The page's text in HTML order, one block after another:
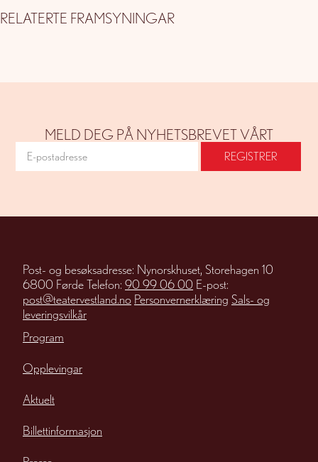
RELATERTE FRAMSYNINGAR
MELD DEG PÅ NYHETSBREVET VÅRT
Post- og besøksadresse: Nynorskhuset, Storehagen 10
6800 Førde Telefon: 90 99 06 00 E-post:
post@teatervestland.no Personvernerklæring Sals- og
leveringsvilkår
Program
Opplevingar
Aktuelt
Billettinformasjon